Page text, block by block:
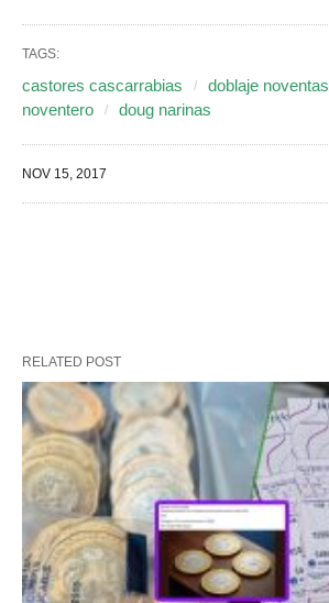
TAGS:
castores cascarrabias doblaje noventas
noventero
doug narinas
NOV 15, 2017
RELATED POST